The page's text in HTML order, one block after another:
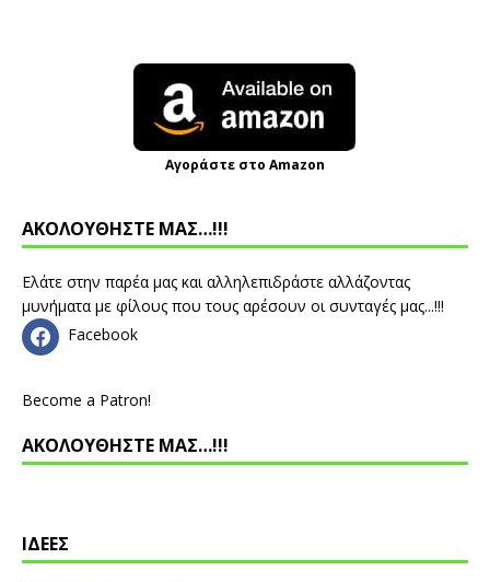
Αγοράστε στο Amazon
ΑΚΟΛΟΥΘΗΣΤΕ ΜΑΣ…!!!
Ελάτε στην παρέα μας και αλληλεπιδράστε αλλάζοντας
μυνήματα με φίλους που τους αρέσουν οι συνταγές μας...!!!
Facebook
Become a Patron!
ΑΚΟΛΟΥΘΗΣΤΕ ΜΑΣ…!!!
ΙΔΕΕΣ